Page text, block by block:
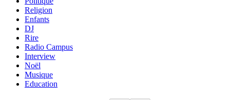
Religion
Enfants
DJ
Rire
Radio Campus
Interview
Noël
Musique
Education